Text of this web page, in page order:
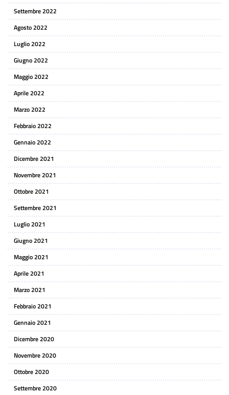
Settembre 2022
Agosto 2022
Luglio 2022
Giugno 2022
Maggio 2022
Aprile 2022
Marzo 2022
Febbraio 2022
Gennaio 2022
Dicembre 2021
Novembre 2021
Ottobre 2021
Settembre 2021
Luglio 2021
Giugno 2021
Maggio 2021
Aprile 2021
Marzo 2021
Febbraio 2021
Gennaio 2021
Dicembre 2020
Novembre 2020
Ottobre 2020
Settembre 2020